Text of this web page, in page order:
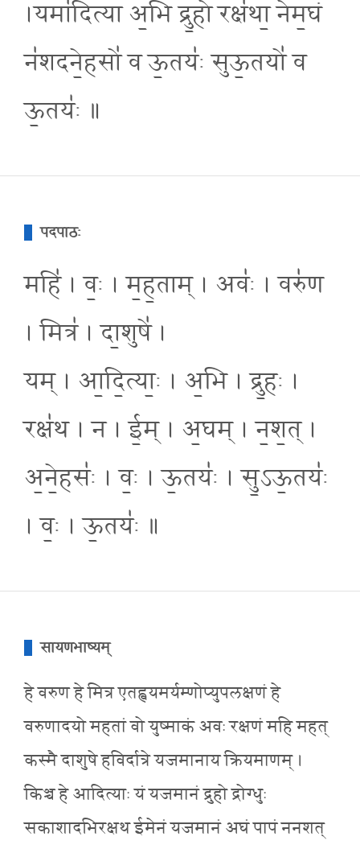
।यमा॑दित्या अ॒भि द्रु॒हो रक्ष॑था॒ नेम॒घं
न॑शदने॒हसो॑ व ऊ॒तयः॑ सुऊ॒तयो॑ व
ऊ॒तयः॑ ॥
पदपाठः
महि॑ । वः॒ । म॒ह॒ताम् । अवः॑ । वरु॑ण
। मित्र॑ । दा॒शुषे॑ ।
यम् । आ॒दि॒त्याः॒ । अ॒भि । द्रु॒हः ।
रक्ष॑थ । न । ई॒म् । अ॒घम् । न॒श॒त् ।
अ॒ने॒हसः॑ । वः॒ । ऊ॒तयः॑ । सु॒ऽऊ॒तयः॑
। वः॒ । ऊ॒तयः॑ ॥
सायणभाष्यम्
हे वरुण हे मित्र एतह्वयमर्यम्णोप्युपलक्षणं हे
वरुणादयो महतां वो युष्माकं अवः रक्षणं महि महत्
कस्मै दाशुषे हविर्दात्रे यजमानाय क्रियमाणम् ।
किञ्च हे आदित्याः यं यजमानं द्रुहो द्रोग्धुः
सकाशादभिरक्षथ ईमेनं यजमानं अघं पापं ननशत्